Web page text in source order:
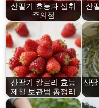
산딸기 효능과 섭취
주의점
산
산딸기 칼로리 효능
제철 보관법 총정리
산